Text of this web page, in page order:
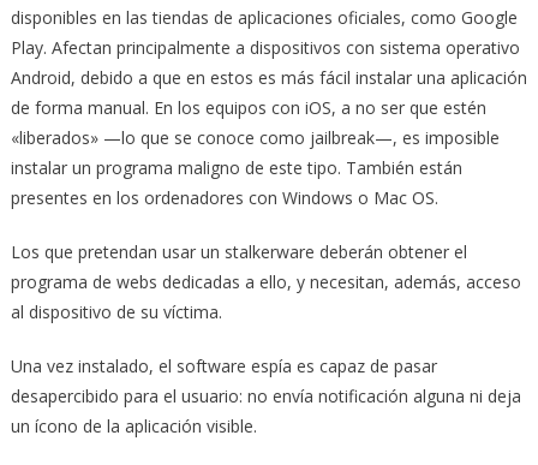
disponibles en las tiendas de aplicaciones oficiales, como Google
Play. Afectan principalmente a dispositivos con sistema operativo
Android, debido a que en estos es más fácil instalar una aplicación
de forma manual. En los equipos con iOS, a no ser que estén
«liberados» —lo que se conoce como jailbreak—, es imposible
instalar un programa maligno de este tipo. También están
presentes en los ordenadores con Windows o Mac OS.
Los que pretendan usar un stalkerware deberán obtener el
programa de webs dedicadas a ello, y necesitan, además, acceso
al dispositivo de su víctima.
Una vez instalado, el software espía es capaz de pasar
desapercibido para el usuario: no envía notificación alguna ni deja
un ícono de la aplicación visible.